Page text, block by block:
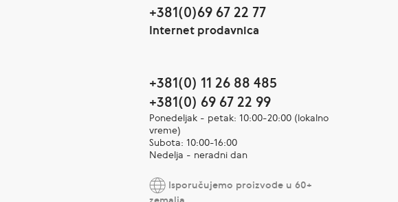
+381(0)69 67 22 77
Internet prodavnica
+381(0) 11 26 88 485
+381(0) 69 67 22 99
Ponedeljak - petak: 10:00-20:00 (lokalno
vreme)
Subota: 10:00-16:00
Nedelja - neradni dan
Isporučujemo proizvode u 60+